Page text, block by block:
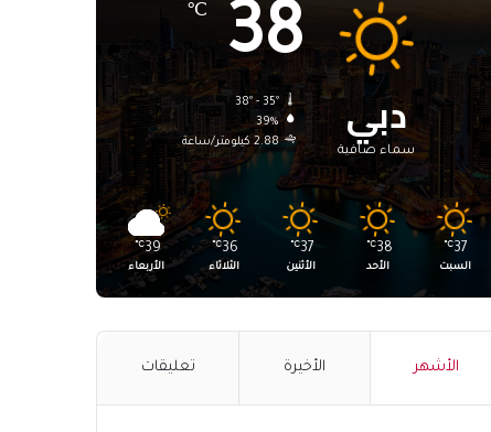
دبي
سماء صافية
38
℃
38º - 35º
39%
2.88 كيلومتر/ساعة
37
℃
السبت
38
℃
الأحد
37
℃
الأثنين
36
℃
الثلاثاء
39
℃
الأربعاء
الأشهر الأخيرة تعليقات